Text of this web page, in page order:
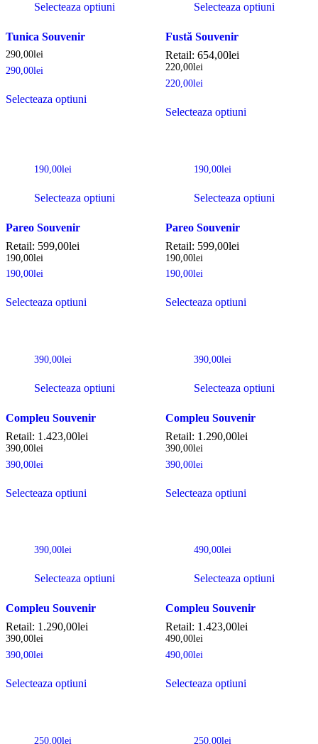
Selecteaza optiuni
Tunica Souvenir
290,00lei
290,00lei
Selecteaza optiuni
Selecteaza optiuni
Fustă Souvenir
Retail: 654,00lei
220,00lei
220,00lei
Selecteaza optiuni
190,00lei
Selecteaza optiuni
Pareo Souvenir
Retail: 599,00lei
190,00lei
190,00lei
Selecteaza optiuni
190,00lei
Selecteaza optiuni
Pareo Souvenir
Retail: 599,00lei
190,00lei
190,00lei
Selecteaza optiuni
390,00lei
Selecteaza optiuni
Compleu Souvenir
Retail: 1.423,00lei
390,00lei
390,00lei
Selecteaza optiuni
390,00lei
Selecteaza optiuni
Compleu Souvenir
Retail: 1.290,00lei
390,00lei
390,00lei
Selecteaza optiuni
390,00lei
Selecteaza optiuni
Compleu Souvenir
Retail: 1.290,00lei
390,00lei
390,00lei
Selecteaza optiuni
490,00lei
Selecteaza optiuni
Compleu Souvenir
Retail: 1.423,00lei
490,00lei
490,00lei
Selecteaza optiuni
250,00lei 250,00lei